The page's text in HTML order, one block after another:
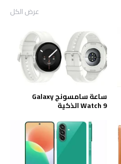
عرض الكل
ساعة سامسونج Galaxy
Watch 9 الذكية